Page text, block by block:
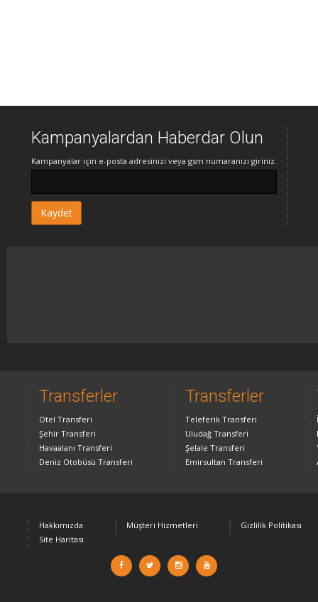
Kampanyalardan Haberdar Olun
Kampanyalar için e-posta adresinizi veya gsm numaranızı giriniz.
Transferler
Otel Transferi
Şehir Transferi
Havaalanı Transferi
Deniz Otobüsü Transferi
Transferler
Teleferik Transferi
Uludağ Transferi
Şelale Transferi
Emirsultan Transferi
Hakkımızda
Site Haritası
Müşteri Hizmetleri Gizlilik Politikası